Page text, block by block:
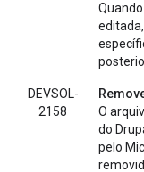
DEVSOL-
2158
O
do
pelo